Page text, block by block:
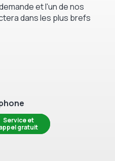
et l'un de nos
dans les plus brefs
Service et
gratuit